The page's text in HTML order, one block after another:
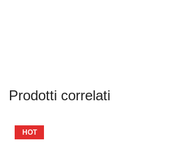
Prodotti correlati
HOT